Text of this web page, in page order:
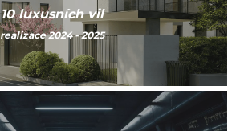
10 luxusních vil
realizace 2024 - 2025